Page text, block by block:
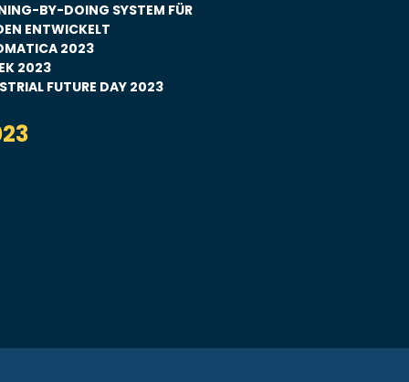
BY-DOING SYSTEM FÜR
ENTWICKELT
2023
2023
FUTURE DAY 2023